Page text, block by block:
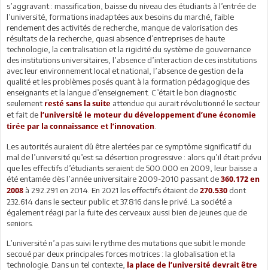
s’aggravant : massification, baisse du niveau des étudiants à l’entrée de
l’université, formations inadaptées aux besoins du marché, faible
rendement des activités de recherche, manque de valorisation des
résultats de la recherche, quasi absence d’entreprises de haute
technologie, la centralisation et la rigidité du système de gouvernance
des institutions universitaires, l’absence d’interaction de ces institutions
avec leur environnement local et national, l’absence de gestion de la
qualité et les problèmes posés quant à la formation pédagogique des
enseignants et la langue d’enseignement. C’était le bon diagnostic
seulement resté sans la suite attendue qui aurait révolutionné le secteur
et fait de l’université le moteur du développement d’une économie
tirée par la connaissance et l’innovation
Les autorités auraient dû être alertées par ce symptôme significatif du
mal de l’université qu’est sa désertion progressive : alors qu’il était prévu
que les effectifs d’étudiants seraient de 500.000 en 2009, leur baisse a
été entamée dès l’année universitaire 2009-2010 passant de 360.172 en
2008 à 292.291 en 2014. En 2021 les effectifs étaient de 270.530 dont
232.614 dans le secteur public et 37.816 dans le privé. La société a
également réagi par la fuite des cerveaux aussi bien de jeunes que de
seniors.
L’université n’a pas suivi le rythme des mutations que subit le monde
secoué par deux principales forces motrices : la globalisation et la
technologie. Dans un tel contexte,
la place de l’université devrait être